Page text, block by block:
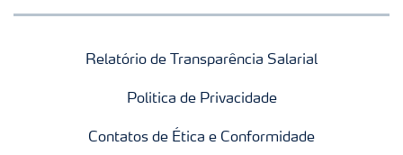
Relatório de Transparência Salarial
Politica de Privacidade
Contatos de Ética e Conformidade